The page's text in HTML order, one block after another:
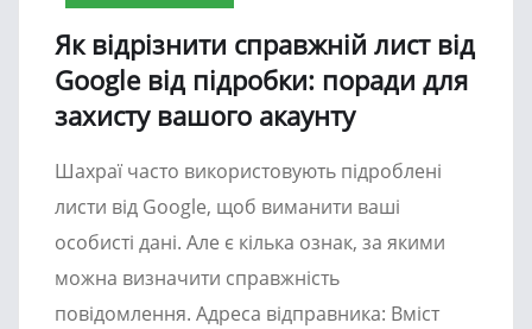
Як відрізнити справжній лист від
Google від підробки: поради для
захисту вашого акаунту
Шахраї часто використовують підроблені
листи від Google, щоб виманити ваші
особисті дані. Але є кілька ознак, за якими
можна визначити справжність
повідомлення. Адреса відправника: Вміст